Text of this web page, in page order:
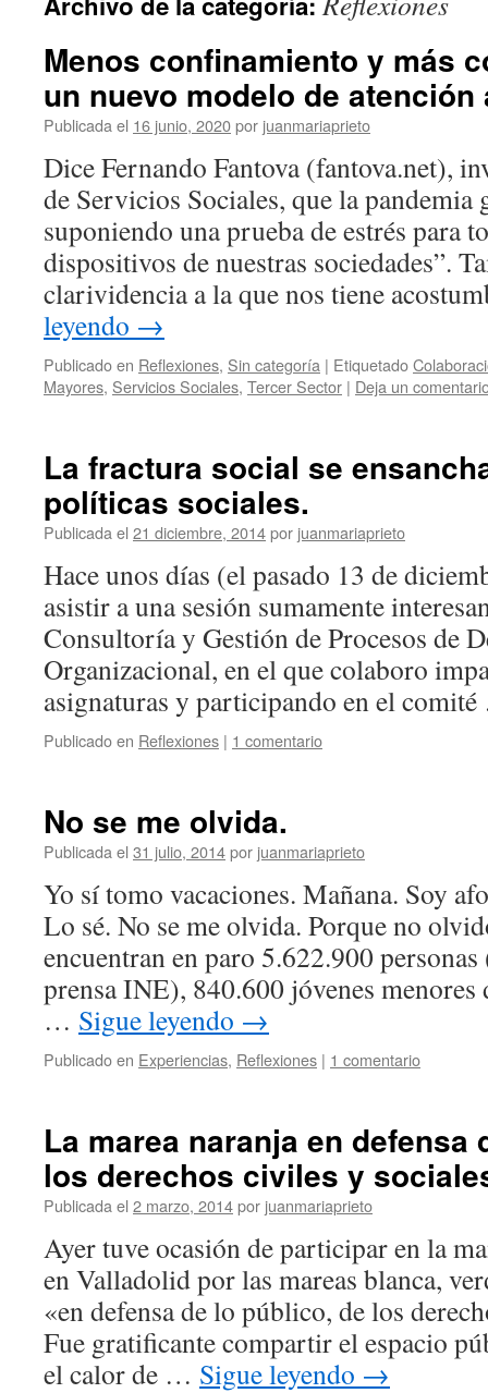
Menos confinamiento y más
un nuevo modelo de
Publicada el 16 junio, 2020por juanmariaprieto
Dice Fernando Fantova (fantova.net),
de Servicios Sociales, que la pandemia
suponiendo una prueba de estrés para
dispositivos de nuestras sociedades”.
clarividencia a la que nos tiene
leyendo →
Publicado en Reflexiones, Sin categoría | Etiquetado
Mayores, Servicios Sociales, Tercer Sector | Deja un
La fractura social se
políticas sociales.
Publicada el 21 diciembre, 2014por juanmariaprieto
Hace unos días (el pasado 13 de
asistir a una sesión sumamente
Consultoría y Gestión de Procesos de
Organizacional, en el que colaboro
asignaturas y participando en el
Publicado en Reflexiones | 1 comentario
No se me olvida.
Publicada el 31 julio, 2014por juanmariaprieto
Yo sí tomo vacaciones. Mañana. Soy
Lo sé. No se me olvida. Porque no
encuentran en paro 5.622.900
prensa INE), 840.600 jóvenes
… Sigue leyendo →
Publicado en Experiencias, Reflexiones | 1 comentario
La marea naranja en defensa
los derechos civiles y
Publicada el 2 marzo, 2014por juanmariaprieto
Ayer tuve ocasión de participar en la
en Valladolid por las mareas blanca,
«en defensa de lo público, de los
Fue gratificante compartir el espacio
el calor de … Sigue leyendo →